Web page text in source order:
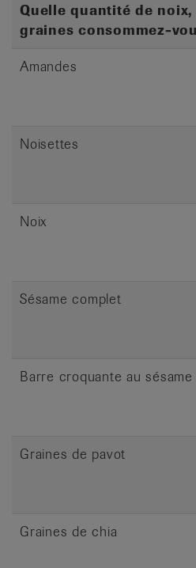
Quelle quantité de
graines consommez-
Amandes
Noisettes
Noix
Sésame complet
Barre croquante au sésame
Graines de pavot
Graines de chia